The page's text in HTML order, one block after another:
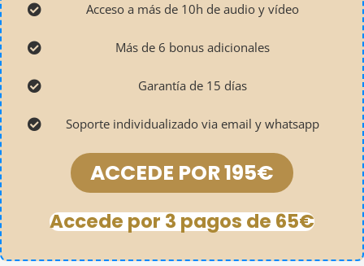
Acceso a más de 10h de audio y vídeo
Más de 6 bonus adicionales
Garantía de 15 días
Soporte individualizado via email y whatsapp
ACCEDE POR 195€
Accede por 3 pagos de 65€